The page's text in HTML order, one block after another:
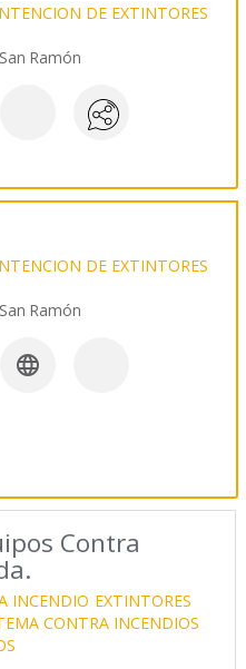
DE EXTINTORES
San Ramón
DE EXTINTORES
San Ramón

Contra
INCENDIO EXTINTORES
CONTRA INCENDIOS